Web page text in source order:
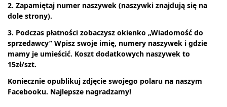
2. Zapamiętaj numer naszywek (naszywki znajdują się na
dole strony).
3. Podczas płatności zobaczysz okienko „Wiadomość do
sprzedawcy” Wpisz swoje imię, numery naszywek i gdzie
mamy je umieścić. Koszt dodatkowych naszywek to
15zł/szt.
Koniecznie opublikuj zdjęcie swojego polaru na naszym
Facebooku. Najlepsze nagradzamy!